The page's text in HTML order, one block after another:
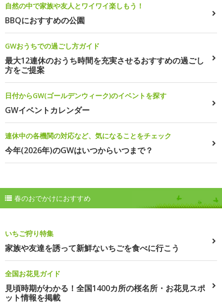
自然の中で家族や友人とワイワイ楽しもう！
BBQにおすすめの公園
GWおうちでの過ごし方ガイド
最大12連休のおうち時間を充実させるおすすめの過ごし
方をご提案
日付からGW(ゴールデンウィーク)のイベントを探す
GWイベントカレンダー
連休中の各機関の対応など、気になることをチェック
今年(2026年)のGWはいつからいつまで？
春のおでかけにおすすめ
いちご狩り特集
家族や友達を誘って新鮮ないちごを食べに行こう
全国お花見ガイド
見頃時期がわかる！全国1400カ所の桜名所・お花見スポ
ット情報を掲載